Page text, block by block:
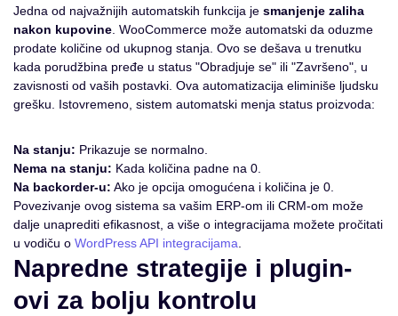
Jedna od najvažnijih automatskih funkcija je smanjenje zaliha
nakon kupovine . WooCommerce može automatski da oduzme
prodate količine od ukupnog stanja. Ovo se dešava u trenutku
kada porudžbina pređe u status "Obradjuje se" ili "Završeno", u
zavisnosti od vaših postavki. Ova automatizacija eliminiše ljudsku
grešku. Istovremeno, sistem automatski menja status proizvoda:
Na stanju: Prikazuje se normalno.
Nema na stanju: Kada količina padne na 0.
Na backorder-u: Ako je opcija omogućena i količina je 0.
Povezivanje ovog sistema sa vašim ERP-om ili CRM-om može
dalje unaprediti efikasnost, a više o integracijama možete pročitati
u vodiču o WordPress API integracijama
Napredne strategije i plugin-
ovi za bolju kontrolu